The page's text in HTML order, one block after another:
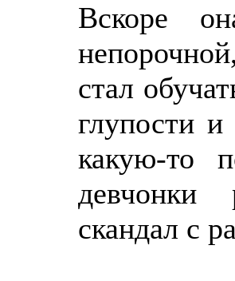
Вскоре
стал
глупости
какую-то
девчонки
скандал с